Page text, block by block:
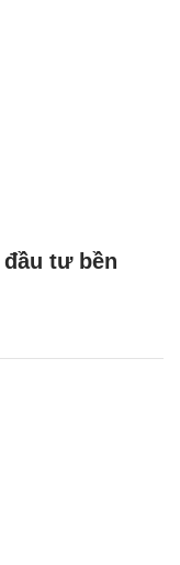
tư bền